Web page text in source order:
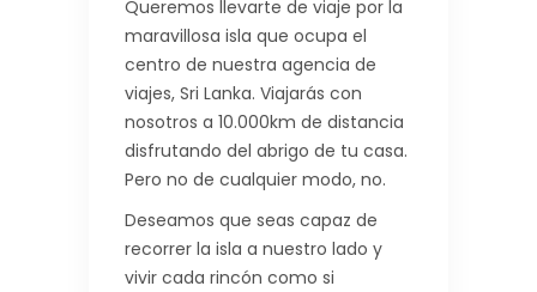
Queremos llevarte de viaje por la
maravillosa isla que ocupa el
centro de nuestra agencia de
viajes, Sri Lanka. Viajarás con
nosotros a 10.000km de distancia
disfrutando del abrigo de tu casa.
Pero no de cualquier modo, no.
Deseamos que seas capaz de
recorrer la isla a nuestro lado y
vivir cada rincón como si